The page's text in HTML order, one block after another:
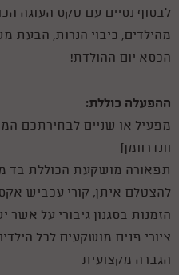
לבסוף נסיים עם טקס העוגה
מהילדים, כיבוי הנרות, הבעת
הכסא יום ההולדת!
ההפעלה כוללת:
מפעיל או שניים לבחירתכם
וונדרוומן)
תפאורה מושקעת הכוללת בד
להצטלם איתן, קורי עכביש
הזמנות בסגנון גיבורי על אשר
ציורי פנים מושקעים לכל
הגברה מקצועית